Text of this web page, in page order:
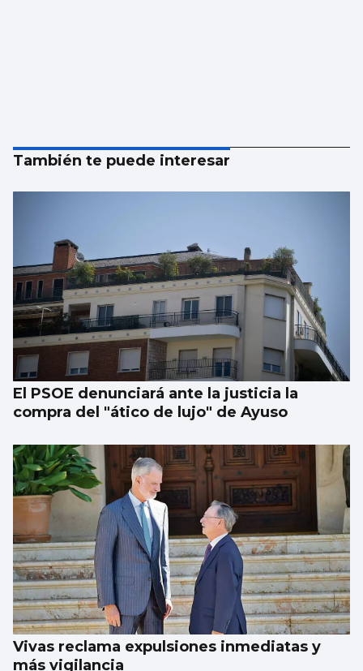
También te puede interesar
El PSOE denunciará ante la justicia la
compra del "ático de lujo" de Ayuso
Vivas reclama expulsiones inmediatas y
más vigilancia